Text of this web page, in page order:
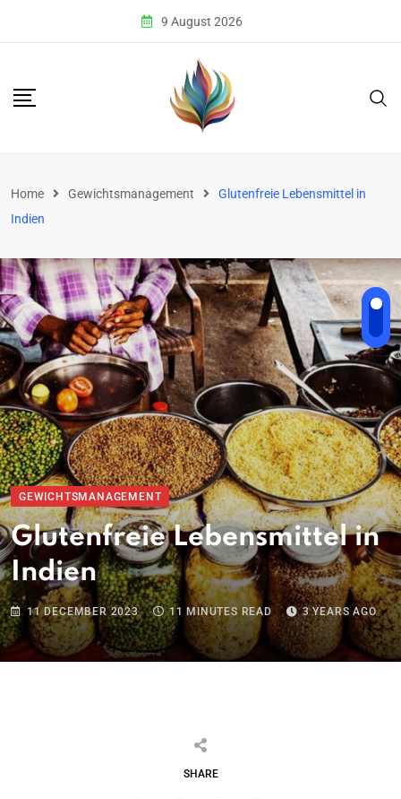
9 August 2026
Home Gewichtsmanagement
Glutenfreie Lebensmittel in
Indien
GEWICHTSMANAGEMENT
Glutenfreie Lebensmittel in
Indien
11 DECEMBER 2023 11 MINUTES READ 3 YEARS AGO
SHARE